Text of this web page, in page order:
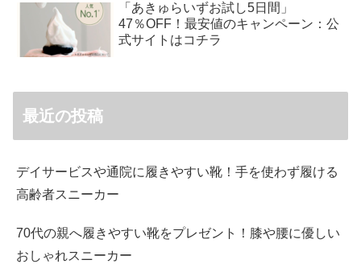
「あきゅらいずお試し5日間」
47％OFF！最安値のキャンペーン：公
式サイトはコチラ
最近の投稿
デイサービスや通院に履きやすい靴！手を使わず履ける
高齢者スニーカー
70代の親へ履きやすい靴をプレゼント！膝や腰に優しい
おしゃれスニーカー